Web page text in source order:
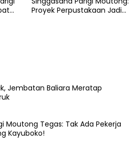
Proyek Perpustakaan Jadi
Jembatan Baliara Meratap
Moutong Tegas: Tak Ada Pekerja
Kayuboko!